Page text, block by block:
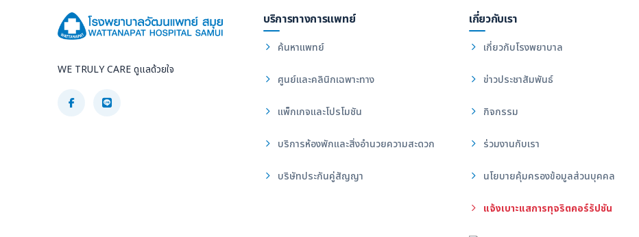
WE TRULY CARE ดูแลด้วยใจ
บริการทางการแพทย์
ค้นหาแพทย์
ศูนย์และคลินิกเฉพาะทาง
แพ็กเกจและโปรโมชัน
บริการห้องพักและสิ่งอำนวยความสะดวก
บริษัทประกันคู่สัญญา
เกี่ยวกับเรา
เกี่ยวกับโรงพยาบาล
ข่าวประชาสัมพันธ์
กิจกรรม
ร่วมงานกับเรา
นโยบายคุ้มครองข้อมูลส่วนบุคคล
แจ้งเบาะแสการทุจริตคอร์รัปชัน